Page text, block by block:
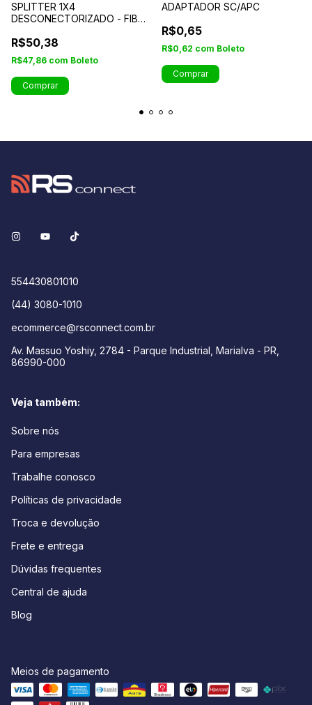
SPLITTER 1X4
DESCONECTORIZADO - FIBRA
R$50,38
R$47,86 com Boleto
Comprar
ADAPTADOR SC/APC
R$0,65
R$0,62 com Boleto
Comprar
554430801010
(44) 3080-1010
ecommerce@rsconnect.com.br
Av. Massuo Yoshiy, 2784 - Parque Industrial, Marialva - PR,
86990-000
Veja também:
Sobre nós
Para empresas
Trabalhe conosco
Políticas de privacidade
Troca e devolução
Frete e entrega
Dúvidas frequentes
Central de ajuda
Blog
Meios de pagamento